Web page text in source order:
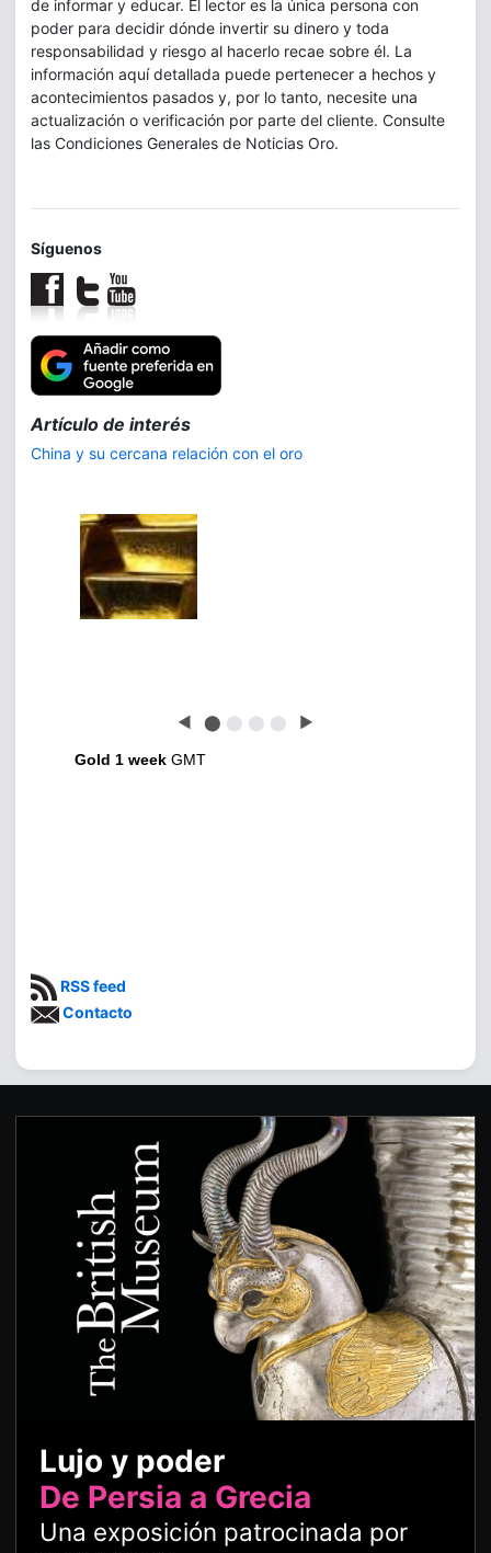
de informar y educar. El lector es la única persona con
poder para decidir dónde invertir su dinero y toda
responsabilidad y riesgo al hacerlo recae sobre él. La
información aquí detallada puede pertenecer a hechos y
acontecimientos pasados y, por lo tanto, necesite una
actualización o verificación por parte del cliente. Consulte
las Condiciones Generales de Noticias Oro.
Síguenos
Trilogía:
La demanda de plata
◀ ⬤ ⬤ ⬤ ⬤ ▶
Gold 1 week GMT
RSS feed
Contacto
Lujo y poder
De Persia a Grecia
Una exposición patrocinada por